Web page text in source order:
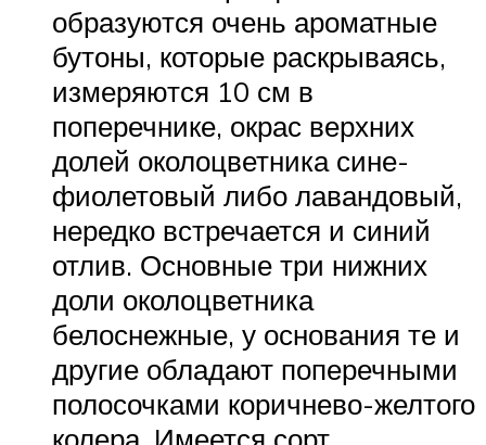
образуются очень ароматные
бутоны, которые раскрываясь,
измеряются 10 см в
поперечнике, окрас верхних
долей околоцветника сине-
фиолетовый либо лавандовый,
нередко встречается и синий
отлив. Основные три нижних
доли околоцветника
белоснежные, у основания те и
другие обладают поперечными
полосочками коричнево-желтого